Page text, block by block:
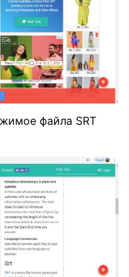
файла SRT